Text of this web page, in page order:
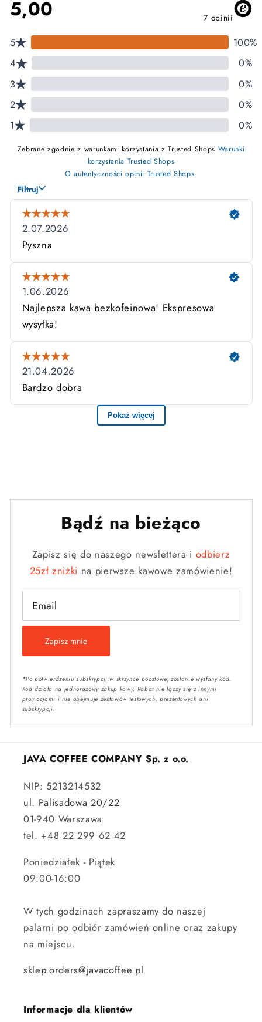
Bądź na bieżąco
Zapisz się do naszego newslettera i odbierz
25zł zniżki na pierwsze kawowe zamówienie!
Zapisz mnie
*Po potwierdzeniu subskrypcji w skrzynce pocztowej zostanie wysłany kod.
Kod działa na jednorazowy zakup kawy. Rabat nie łączy się z innymi
promocjami i nie obejmuje zestawów testowych, prezentowych ani
subskrypcji.
JAVA COFFEE COMPANY Sp. z o.o.
NIP: 5213214532
ul. Palisadowa 20/22
01-940 Warszawa
tel. +48 22 299 62 42
Poniedziałek - Piątek
09:00-16:00
W tych godzinach zapraszamy do naszej
palarni po odbiór zamówień online oraz zakupy
na miejscu.
sklep.orders@javacoffee.pl
Informacje dla klientów